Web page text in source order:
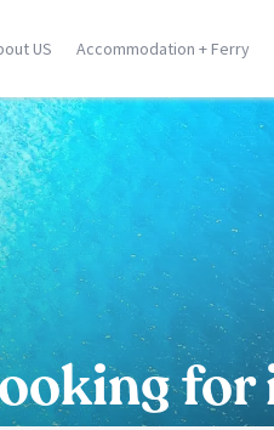
US Accommodation + Ferry
Corse
Porto Vecchio
Moriani
Ghisonaccia
Ile Rousse
Ajaccio
Calvi
Saint Florent
All locations
Zante
Samos
Corfu
All